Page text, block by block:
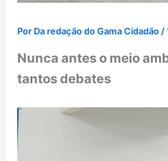
Por Da redação do Gama Cidadão /
Nunca antes o meio
tantos debates